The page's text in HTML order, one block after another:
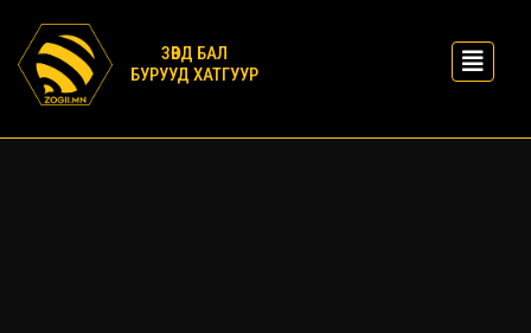
ЗӨВД БАЛ
БУРУУД ХАТГУУР